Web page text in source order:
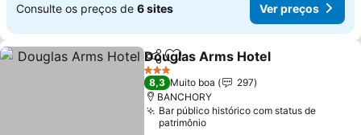
Consulte os preços de 6 sites Ver preços
PartilharAdicionar aos favoritos
Douglas Arms Hotel
3 Estrelas
8,3 Muito boa
297
BANCHORY
Bar público histórico com status de
patrimônio